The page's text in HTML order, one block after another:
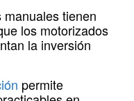
tienen
los motorizados
la inversión
permite